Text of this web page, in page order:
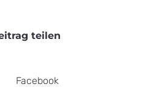
teilen
Facebook